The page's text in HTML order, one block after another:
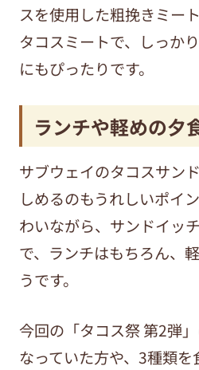
スを使用した粗挽きミー
タコスミートで、しっか
にもぴったりです。
ランチや軽めの夕
サブウェイのタコスサン
しめるのもうれしいポイ
わいながら、サンドイッ
で、ランチはもちろん、
うです。
今回の「タコス祭 第2弾
なっていた方や、3種類